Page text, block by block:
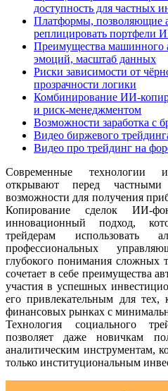
доступность для частных
Платформы, позволяющие
реплицировать портфели
Преимущества машинного
эмоций, масштаб данных
Риски зависимости от
прозрачности логики
Комбинирование ИИ-
и риск-менеджментом
Возможности заработка с
Видео биржевого
Видео про трейдинг на
Современные технологии
открывают перед частными
возможности для получения
Копирование сделок ИИ-
инновационный подход,
трейдерам использовать
профессиональных
глубокого понимания сложных
сочетает в себе преимущества
участия в успешных
его привлекательным для тех,
финансовых рынках с
Технология социального
позволяет даже новичкам
аналитическим инструментам,
только институциональным